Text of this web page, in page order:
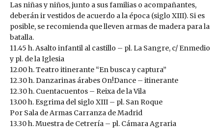
Las niñas y niños, junto a sus familias o acompañantes,
deberán ir vestidos de acuerdo a la época (siglo XIII). Si es
posible, se recomienda que lleven armas de madera para la
batalla.
11.45 h. Asalto infantil al castillo – pl. La Sangre, c/ Enmedio
y pl. de la Iglesia
12.00 h. Teatro itinerante “En busca y captura”
12.30 h. Danzarinas árabes On!Dance – itinerante
12.30 h. Cuentacuentos – Reixa de la Vila
13.00 h. Esgrima del siglo XIII – pl. San Roque
Por Sala de Armas Carranza de Madrid
13.30 h. Muestra de Cetrería – pl. Cámara Agraria